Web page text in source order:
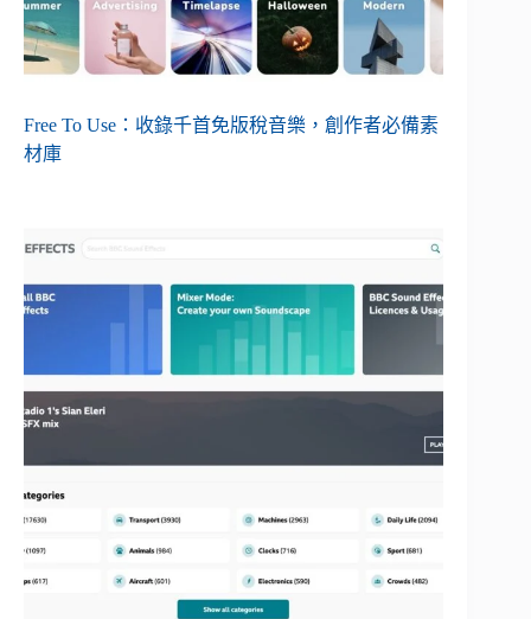
Free To Use：收錄千首免版稅音樂，創作者必備素
材庫